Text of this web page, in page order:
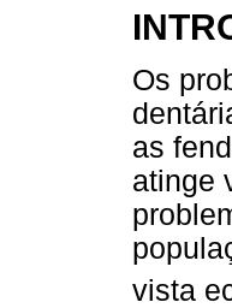
Os
as
atinge
vista